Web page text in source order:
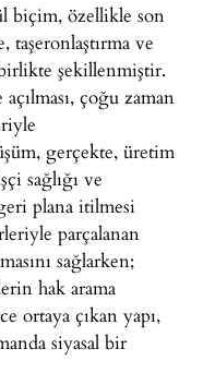
biçim, özellikle son
ve
şekillenmiştir.
çoğu zaman
gerçekte, üretim
sağlığı ve
plana itilmesi
parçalanan
sağlarken;
hak arama
ortaya çıkan yapı,
siyasal bir